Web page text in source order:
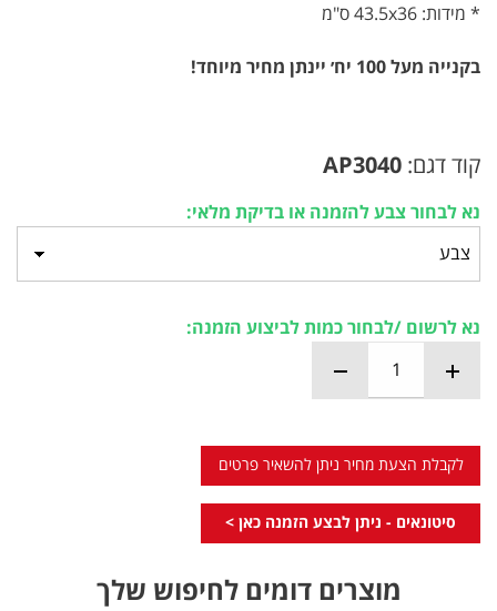
* מידות: 43.5x36 ס"מ
בקנייה מעל 100 יח׳ יינתן מחיר מיוחד!
קוד דגם: AP3040
נא לבחור צבע להזמנה או בדיקת מלאי:
נא לרשום /לבחור כמות לביצוע הזמנה:
לקבלת הצעת מחיר ניתן להשאיר פרטים
סיטונאים - ניתן לבצע הזמנה כאן >
מוצרים דומים לחיפוש שלך